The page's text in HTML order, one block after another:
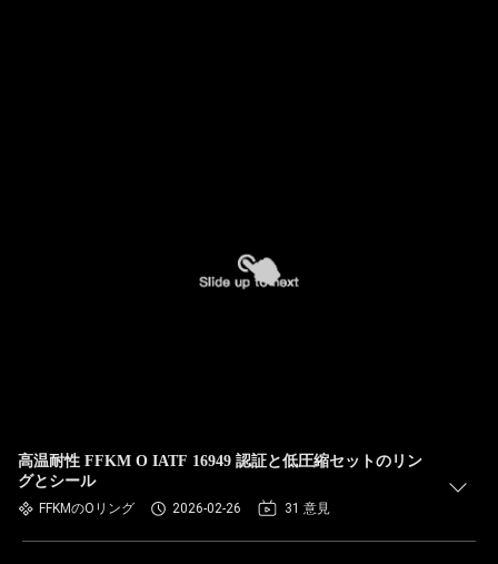
高温耐性 FFKM O IATF 16949 認証と低圧縮セットのリン
グとシール
FFKMのOリング 2026-02-26 31 意見